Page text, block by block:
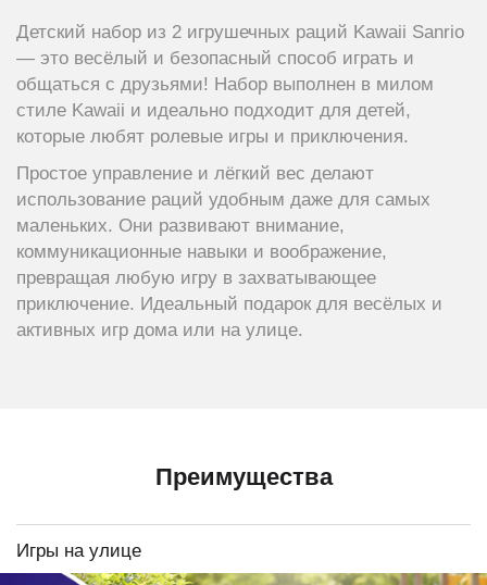
Детский набор из 2 игрушечных раций Kawaii Sanrio
— это весёлый и безопасный способ играть и
общаться с друзьями! Набор выполнен в милом
стиле Kawaii и идеально подходит для детей,
которые любят ролевые игры и приключения.
Простое управление и лёгкий вес делают
использование раций удобным даже для самых
маленьких. Они развивают внимание,
коммуникационные навыки и воображение,
превращая любую игру в захватывающее
приключение. Идеальный подарок для весёлых и
активных игр дома или на улице.
Преимущества
Игры на улице